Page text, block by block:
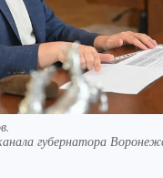
губернатора